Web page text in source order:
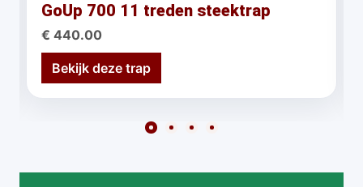
GoUp 700 11 treden steektrap
€ 440.00
Bekijk deze trap